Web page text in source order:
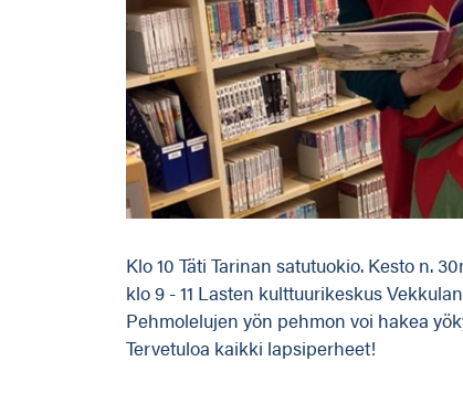
Klo 10 Täti Tarinan satutuokio. Kesto n.
klo 9 - 11 Lasten kulttuurikeskus
Pehmolelujen yön pehmon voi hakea
Tervetuloa kaikki lapsiperheet!